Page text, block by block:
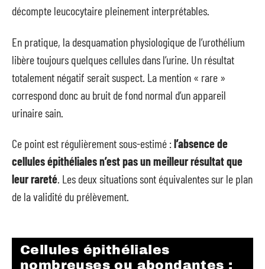
décompte leucocytaire pleinement interprétables.
En pratique, la desquamation physiologique de l’urothélium
libère toujours quelques cellules dans l’urine. Un résultat
totalement négatif serait suspect. La mention « rare »
correspond donc au bruit de fond normal d’un appareil
urinaire sain.
Ce point est régulièrement sous-estimé :l’absence de
cellules épithéliales n’est pas un meilleur résultat que
leur rareté. Les deux situations sont équivalentes sur le plan
de la validité du prélèvement.
Cellules épithéliales
nombreuses ou abondantes :